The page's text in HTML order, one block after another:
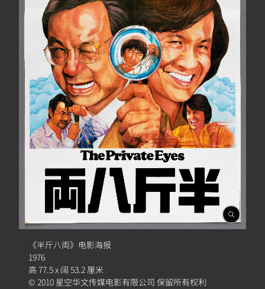
開
啟
《半斤八両》电影海报
1976
高 77.5 x 阔 53.2 厘米
© 2010 星空华文传媒电影有限公司 保留所有权利